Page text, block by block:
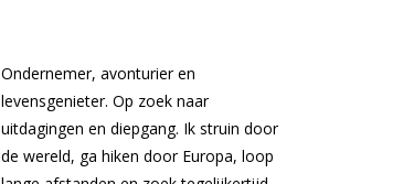
Ondernemer, avonturier en
levensgenieter. Op zoek naar
uitdagingen en diepgang. Ik struin door
de wereld, ga hiken door Europa, loop